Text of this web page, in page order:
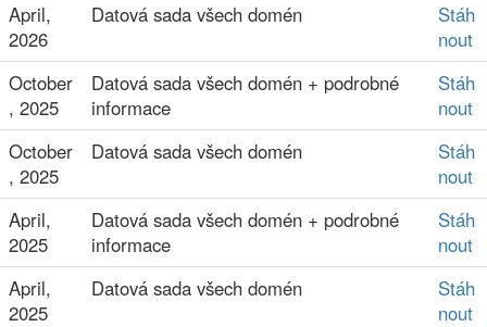
April,
2026
Datová sada všech domén
Stáh
nout
October
, 2025
Datová sada všech domén + podrobné
informace
Stáh
nout
October
, 2025
Datová sada všech domén
Stáh
nout
April,
2025
Datová sada všech domén + podrobné
informace
Stáh
nout
April,
2025
Datová sada všech domén
Stáh
nout